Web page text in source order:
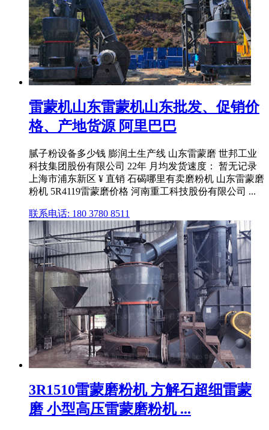
雷蒙机山东雷蒙机山东批发、促销价
格、产地货源 阿里巴巴
腻子粉设备多少钱 膨润土生产线 山东雷蒙磨 世邦工业
科技集团股份有限公司 22年 月均发货速度： 暂无记录
上海市浦东新区 ¥ 直销 石碣哪里有卖磨粉机 山东雷蒙磨
粉机 5R4119雷蒙磨价格 河南重工科技股份有限公司 ...
联系电话: 180 3780 8511
3R1510雷蒙磨粉机 方解石超细雷蒙
磨 小型高压雷蒙磨粉机 ...